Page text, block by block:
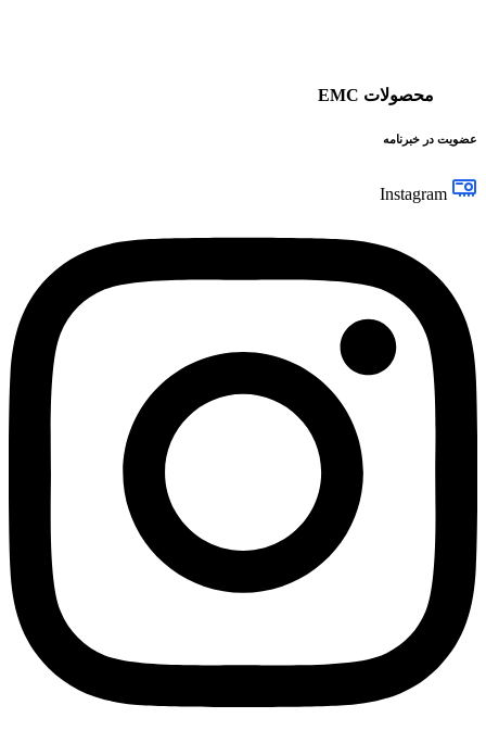
محصولات EMC
عضویت در خبرنامه
Instagram